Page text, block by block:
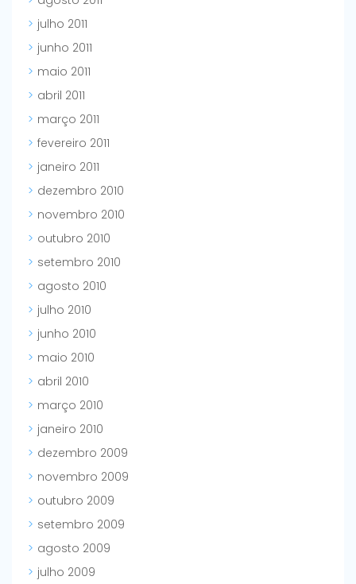
julho 2011
junho 2011
maio 2011
abril 2011
março 2011
fevereiro 2011
janeiro 2011
dezembro 2010
novembro 2010
outubro 2010
setembro 2010
agosto 2010
julho 2010
junho 2010
maio 2010
abril 2010
março 2010
janeiro 2010
dezembro 2009
novembro 2009
outubro 2009
setembro 2009
agosto 2009
julho 2009